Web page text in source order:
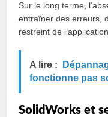
Sur le long terme,
entraîner des erreurs,
restreint de l’application.
A lire :
fonctionne pas
SolidWorks et